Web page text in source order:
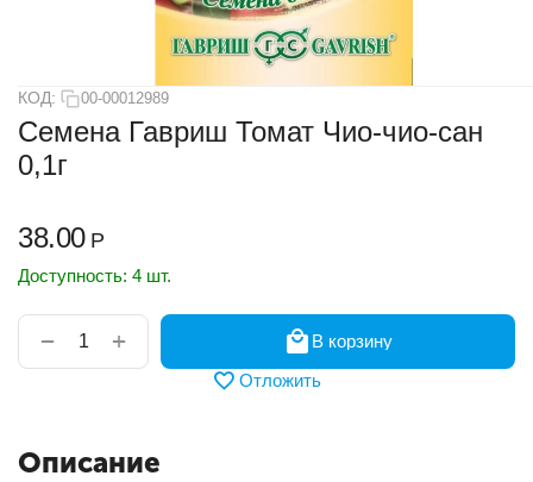
КОД: 00-00012989
Семена Гавриш Томат Чио-чио-сан
0,1г
38.00 Р
Доступность: 4 шт.
+
−
В корзину
Отложить
Описание